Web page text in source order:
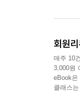
회원
매주 10
3,000원
eBook은
클래스